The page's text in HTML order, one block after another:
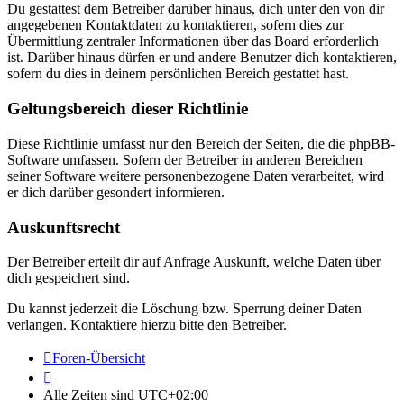
Du gestattest dem Betreiber darüber hinaus, dich unter den von dir
angegebenen Kontaktdaten zu kontaktieren, sofern dies zur
Übermittlung zentraler Informationen über das Board erforderlich
ist. Darüber hinaus dürfen er und andere Benutzer dich kontaktieren,
sofern du dies in deinem persönlichen Bereich gestattet hast.
Geltungsbereich dieser Richtlinie
Diese Richtlinie umfasst nur den Bereich der Seiten, die die phpBB-
Software umfassen. Sofern der Betreiber in anderen Bereichen
seiner Software weitere personenbezogene Daten verarbeitet, wird
er dich darüber gesondert informieren.
Auskunftsrecht
Der Betreiber erteilt dir auf Anfrage Auskunft, welche Daten über
dich gespeichert sind.
Du kannst jederzeit die Löschung bzw. Sperrung deiner Daten
verlangen. Kontaktiere hierzu bitte den Betreiber.
Foren-Übersicht
Alle Zeiten sind UTC+02:00